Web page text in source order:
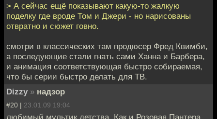
> А сейчас ещё показывают какую-то жалкую
поделку где вроде Том и Джери - но нарисованы
отвратно и сюжет говно.
смотри в классических там продюсер Фред Квимби,
а последующие стали гнать сами Ханна и Барбера,
и анимация соответствующая быстро собираемая,
что бы серии быстро делать для ТВ.
Dizzy » надзор
#20 | 23.01.09 19:04
любимый мультик детства. Как и Розовая Пантера.